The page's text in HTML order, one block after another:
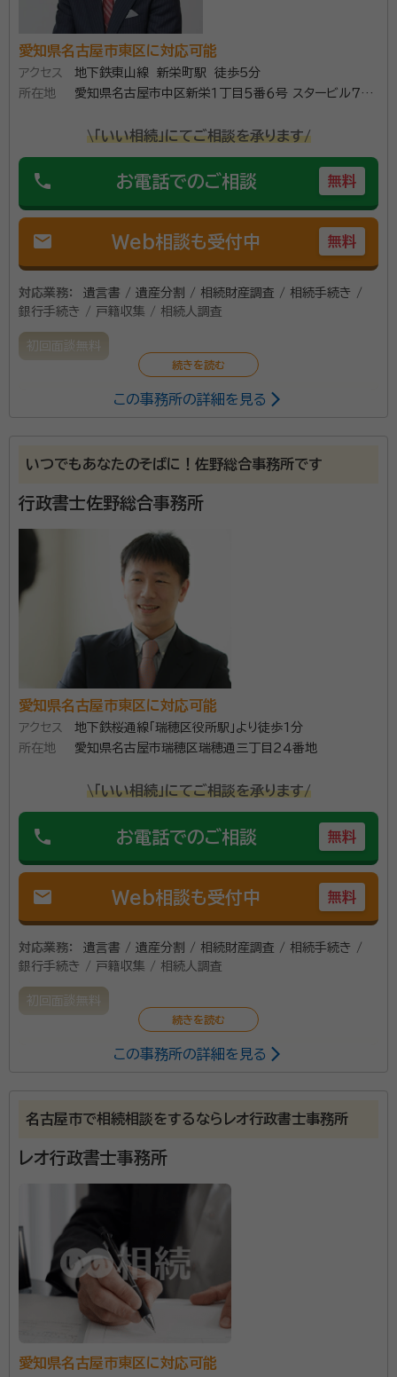
愛知県名古屋市東区に対応可能
アクセス
地下鉄東山線 新栄町駅 徒歩5分
所在地
愛知県名古屋市中区新栄１丁目５番６号 スタービル７階
\「いい相続」にてご相談を承ります/
phone お電話でのご相談 無料
mail Web相談も受付中 無料
対応業務：
遺言書 / 遺産分割 / 相続財産調査 / 相続手続き /
銀行手続き / 戸籍収集 / 相続人調査
初回面談無料
相続に関する問題をワンストップで解決致します。
この事務所の詳細を見る
いつでもあなたのそばに！佐野総合事務所です
行政書士佐野総合事務所
愛知県名古屋市東区に対応可能
アクセス
地下鉄桜通線「瑞穂区役所駅」より徒歩1分
所在地
愛知県名古屋市瑞穂区瑞穂通三丁目２４番地
\「いい相続」にてご相談を承ります/
phone お電話でのご相談 無料
mail Web相談も受付中 無料
対応業務：
遺言書 / 遺産分割 / 相続財産調査 / 相続手続き /
銀行手続き / 戸籍収集 / 相続人調査
初回面談無料
相続に関するあらゆる問題、手続きに丁寧に対応いたし
談を！
この事務所の詳細を見る
名古屋市で相続相談をするならレオ行政書士事務所
レオ行政書士事務所
愛知県名古屋市東区に対応可能